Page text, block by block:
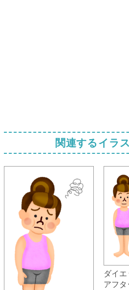
関連するイラ
ダイ
アフタ